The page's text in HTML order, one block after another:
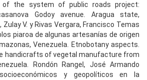
of the system of public roads project:
Godoy avenue. Aragua state,
Zulay V. y Rivas Vergara, Francisco Temas
piaroa de algunas artesanías de origen
Venezuela. Etnobotany aspects.
handicrafts of vegetal manufacture from
Rondón Rangel, José Armando
y geopolíticos en la